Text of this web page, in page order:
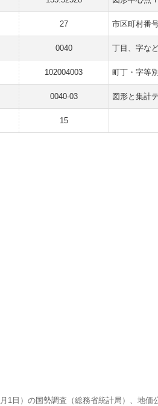
27 市区町村番
0040 丁目、字な
102004003 町丁・字等
0040-03 図形と集計
15
1日）の国勢調査（総務省統計局）、地